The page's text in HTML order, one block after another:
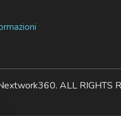
ALL RIGHTS